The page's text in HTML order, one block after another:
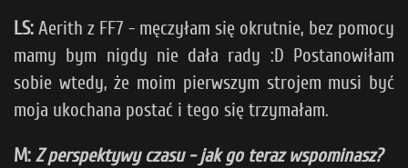
LS: Aerith z FF7 - męczyłam się okrutnie, bez pomocy
mamy bym nigdy nie dała rady :D Postanowiłam
sobie wtedy, że moim pierwszym strojem musi być
moja ukochana postać i tego się trzymałam.
M: Z perspektywy czasu - jak go teraz wspominasz?